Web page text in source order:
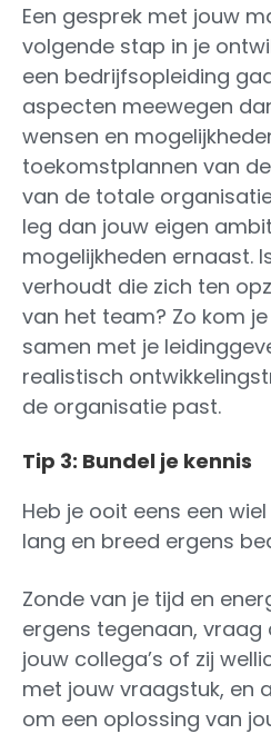
Een gesprek met jouw
volgende stap in je
een bedrijfsopleiding
aspecten meewegen
wensen en
toekomstplannen van
van de totale
leg dan jouw eigen
mogelijkheden ernaast.
verhoudt die zich ten
van het team? Zo kom
samen met je
realistisch
de organisatie past.
Tip 3: Bundel je kennis
Heb je ooit eens een
lang en breed ergens
Zonde van je tijd en
ergens tegenaan, vraag
jouw collega’s of zij
met jouw vraagstuk, en
om een oplossing van